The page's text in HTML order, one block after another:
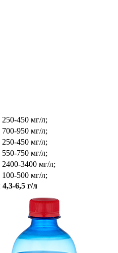
250-450 мг/л;
700-950 мг/л;
250-450 мг/л;
550-750 мг/л;
2400-3400 мг/л;
100-500 мг/л;
6,5 г/л